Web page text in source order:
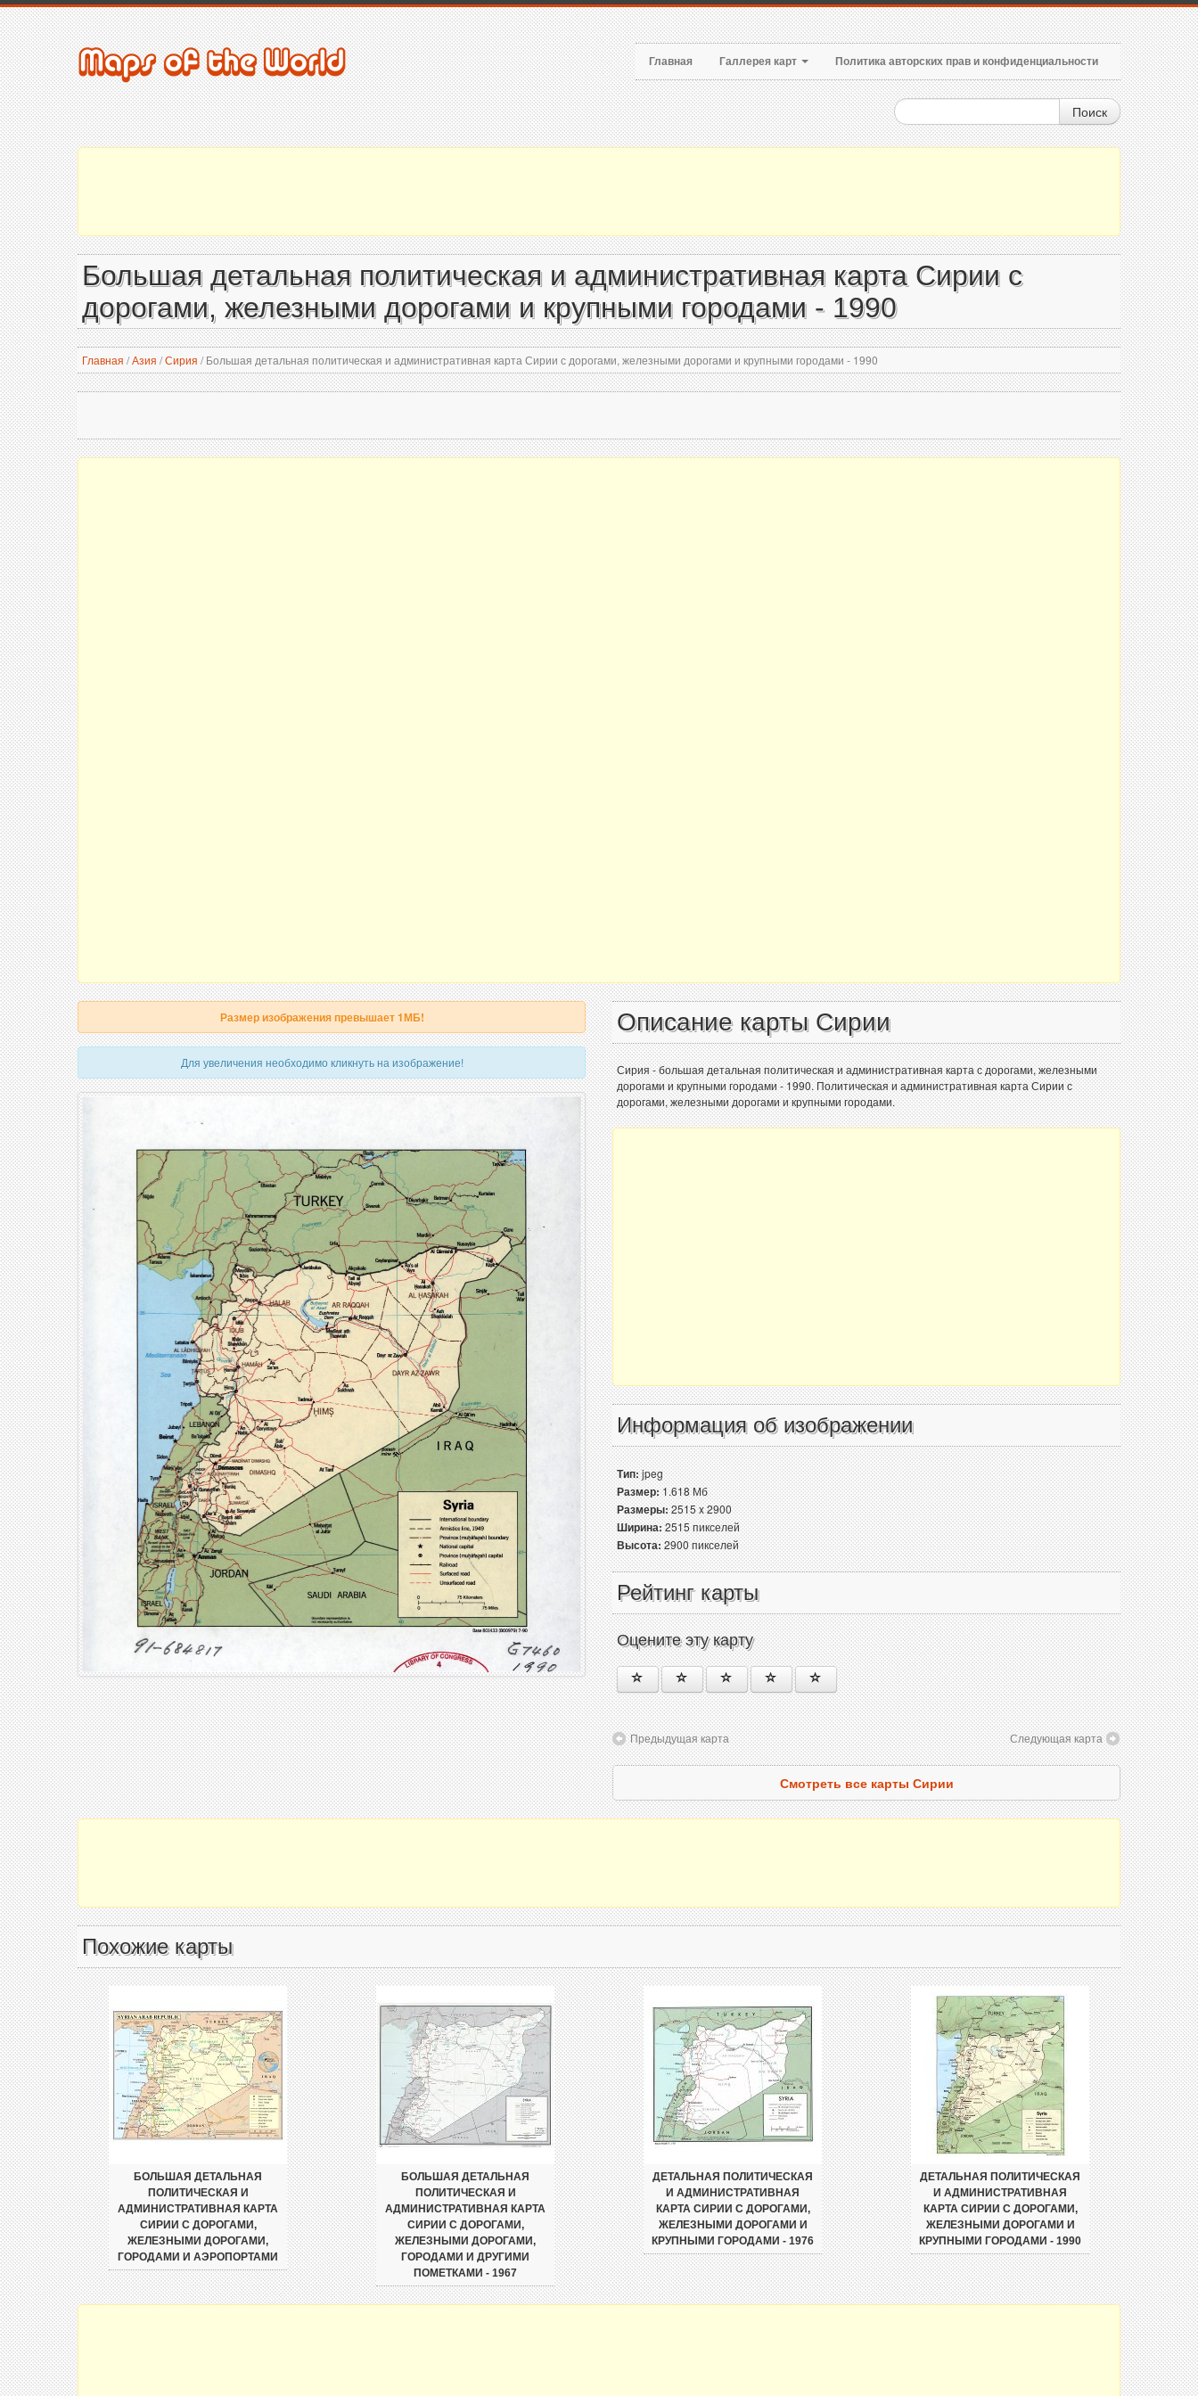
Главная Галлерея карт Политика авторских прав и конфиденциальности
Поиск
Большая детальная политическая и административная карта Сирии с
дорогами, железными дорогами и крупными городами - 1990
Главная /Азия /Сирия /Большая детальная политическая и административная карта Сирии с дорогами, железными дорогами и крупными городами - 1990
Размер изображения превышает 1МБ!
Для увеличения необходимо кликнуть на изображение!
Описание карты Сирии
Сирия - большая детальная политическая и административная карта с дорогами, железными
дорогами и крупными городами - 1990. Политическая и административная карта Сирии с
дорогами, железными дорогами и крупными городами.
Информация об изображении
Тип:jpeg
Размер:1.618 Мб
Размеры:2515 x 2900
Ширина:2515 пикселей
Высота:2900 пикселей
Рейтинг карты
Оцените эту карту
Предыдущая карта Следующая карта
Смотреть все карты Сирии
Похожие карты
БОЛЬШАЯ ДЕТАЛЬНАЯ
ПОЛИТИЧЕСКАЯ И
АДМИНИСТРАТИВНАЯ КАРТА
СИРИИ С ДОРОГАМИ,
ЖЕЛЕЗНЫМИ ДОРОГАМИ,
ГОРОДАМИ И АЭРОПОРТАМИ
БОЛЬШАЯ ДЕТАЛЬНАЯ
ПОЛИТИЧЕСКАЯ И
АДМИНИСТРАТИВНАЯ КАРТА
СИРИИ С ДОРОГАМИ,
ЖЕЛЕЗНЫМИ ДОРОГАМИ,
ГОРОДАМИ И ДРУГИМИ
ПОМЕТКАМИ - 1967
ДЕТАЛЬНАЯ ПОЛИТИЧЕСКАЯ
И АДМИНИСТРАТИВНАЯ
КАРТА СИРИИ С ДОРОГАМИ,
ЖЕЛЕЗНЫМИ ДОРОГАМИ И
КРУПНЫМИ ГОРОДАМИ - 1976
ДЕТАЛЬНАЯ ПОЛИТИЧЕСКАЯ
И АДМИНИСТРАТИВНАЯ
КАРТА СИРИИ С ДОРОГАМИ,
ЖЕЛЕЗНЫМИ ДОРОГАМИ И
КРУПНЫМИ ГОРОДАМИ - 1990